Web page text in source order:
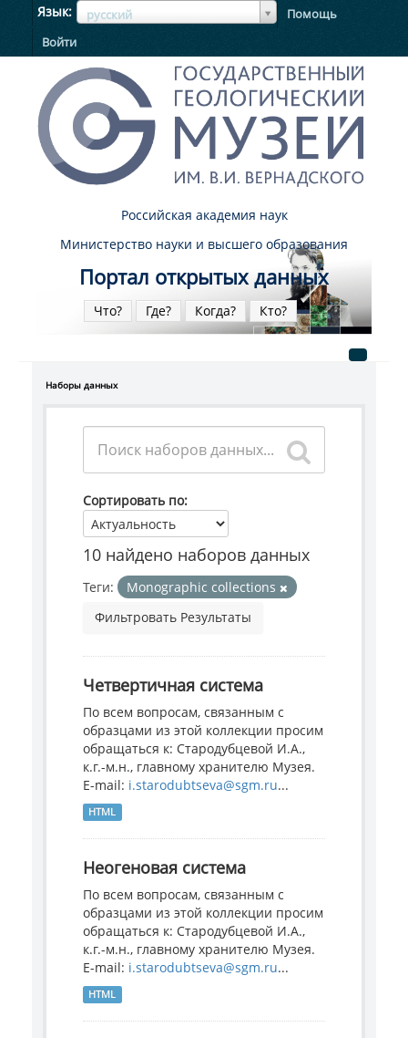
Язык русский
ЯзыкЯзык
Помощь
Войти
Российская академия наук
Министерство науки и высшего образования
Портал открытых данных
Что? Где? Когда? Кто?
Наборы данных
Сортировать по
10 найдено наборов данных
Теги:
Monographic collections
Фильтровать Результаты
Четвертичная система
По всем вопросам, связанным с
образцами из этой коллекции просим
обращаться к: Стародубцевой И.А.,
к.г.-м.н., главному хранителю Музея.
E-mail: i.starodubtseva@sgm.ru...
HTML
Неогеновая система
По всем вопросам, связанным с
образцами из этой коллекции просим
обращаться к: Стародубцевой И.А.,
к.г.-м.н., главному хранителю Музея.
E-mail: i.starodubtseva@sgm.ru...
HTML